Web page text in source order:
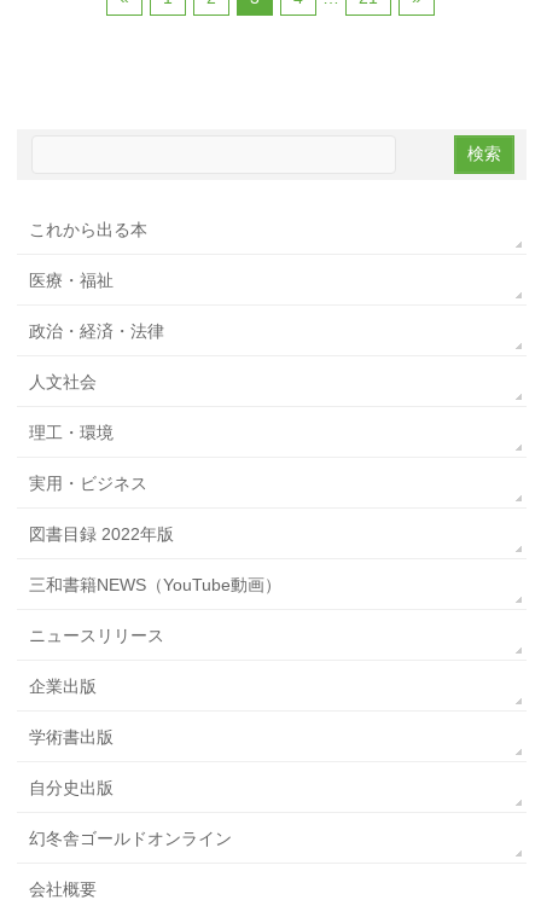
これから出る本
医療・福祉
政治・経済・法律
人文社会
理工・環境
実用・ビジネス
図書目録 2022年版
三和書籍NEWS（YouTube動画）
ニュースリリース
企業出版
学術書出版
自分史出版
幻冬舎ゴールドオンライン
会社概要